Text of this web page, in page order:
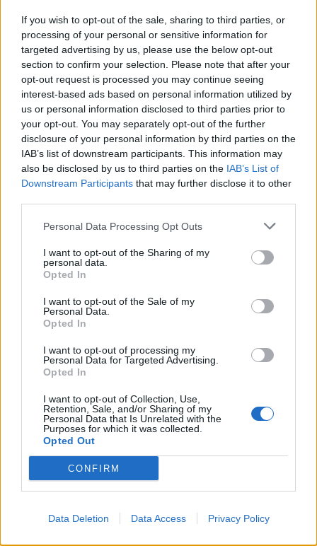
If you wish to opt-out of the sale, sharing to third parties, or
processing of your personal or sensitive information for
targeted advertising by us, please use the below opt-out
section to confirm your selection. Please note that after your
opt-out request is processed you may continue seeing
interest-based ads based on personal information utilized by
us or personal information disclosed to third parties prior to
your opt-out. You may separately opt-out of the further
disclosure of your personal information by third parties on the
IAB’s list of downstream participants. This information may
also be disclosed by us to third parties on the IAB’s List of
Downstream Participants that may further disclose it to other
Personal Data Processing Opt Outs
I want to opt-out of the Sharing of my
personal data.
Opted In
I want to opt-out of the Sale of my
Personal Data.
Opted In
I want to opt-out of processing my
Personal Data for Targeted Advertising.
Opted In
I want to opt-out of Collection, Use,
Retention, Sale, and/or Sharing of my
Personal Data that Is Unrelated with the
Purposes for which it was collected.
Opted Out
CONFIRM
Data Deletion Data Access Privacy Policy
que le risque de développer une démence demeure même après
avoir arrêté.
Article précédent
Ce cercle gris dans l’œil
pourrait sauver votre
cœur
Article suivant
Rougeole en France : la
menace revient, 873 cas en
hausse spectaculaire
news
ARTICLES CONNEXES
Canicule : les conseils
essentiels des
cardiologues pour
éviter le danger
Santé
attention à la pénurie de
lunettes de sécurité
révolutionnaire pour